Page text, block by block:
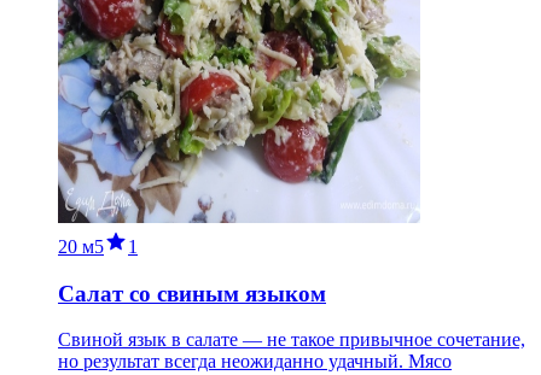
20 м5 1
Салат со свиным языком
Свиной язык в салате — не такое привычное сочетание,
но результат всегда неожиданно удачный. Мясо